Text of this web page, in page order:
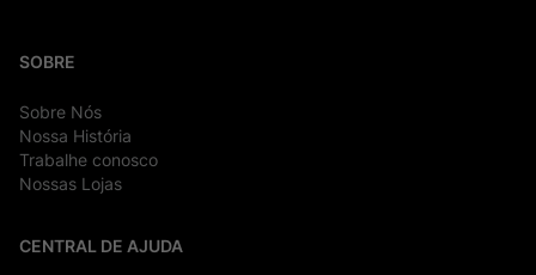
SOBRE
Sobre Nós
Nossa História
Trabalhe conosco
Nossas Lojas
CENTRAL DE AJUDA